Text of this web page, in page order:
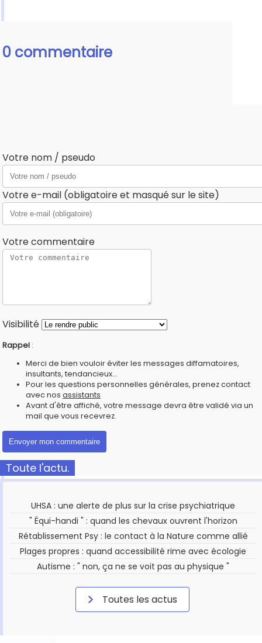
0 commentaire
Votre nom / pseudo
Votre e-mail (obligatoire et masqué sur le site)
Votre commentaire
Visibilité
Rappel :
Merci de bien vouloir éviter les messages diffamatoires,
insultants, tendancieux...
Pour les questions personnelles générales, prenez contact
avec nos assistants
Avant d'être affiché, votre message devra être validé via un
mail que vous recevrez.
Toute l'actu.
UHSA : une alerte de plus sur la crise psychiatrique
" Équi-handi " : quand les chevaux ouvrent l'horizon
Rétablissement Psy : le contact à la Nature comme allié
Plages propres : quand accessibilité rime avec écologie
Autisme : " non, ça ne se voit pas au physique "
Toutes les actus